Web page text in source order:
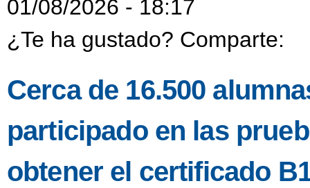
01/08/2026 - 18:17
¿Te ha gustado? Comparte:
Cerca de 16.500
participado en las
obtener el certificado